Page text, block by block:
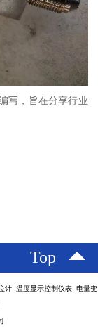
写，旨在分享行业
Top
计 温度显示控制仪表 电量变